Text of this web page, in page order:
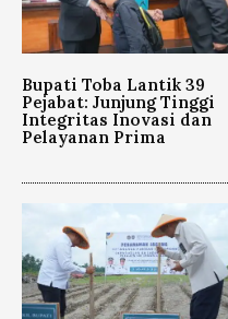
Bupati Toba Lantik 39
Pejabat: Junjung Tinggi
Integritas Inovasi dan
Pelayanan Prima